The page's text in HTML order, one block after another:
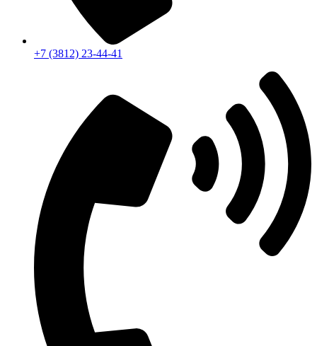
+7 (3812) 23-44-41